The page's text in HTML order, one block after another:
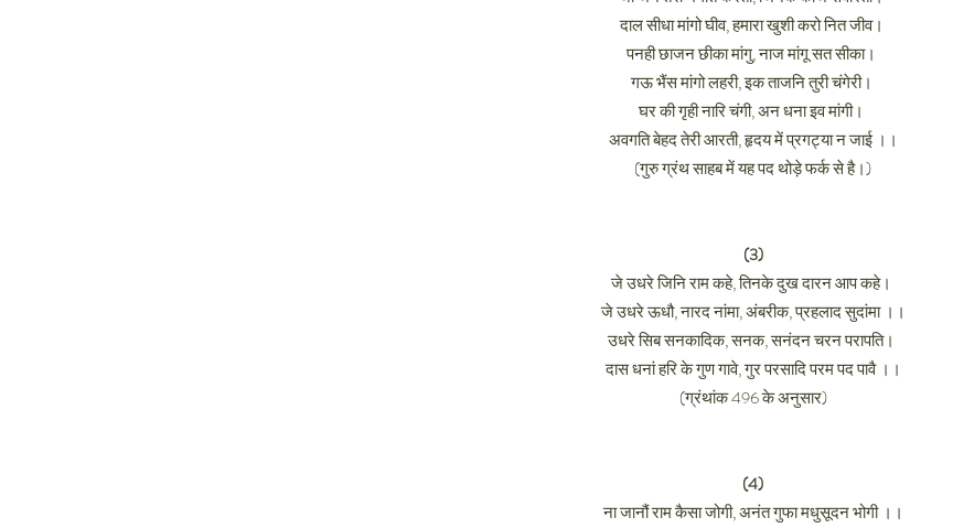
दाल सीधा मांगो घीव, हमारा खुशी करो नित जीव।
पनही छाजन छीका मांगु, नाज मांगू सत सीका।
गऊ भैंस मांगो लहरी, इक ताजनि तुरी चंगेरी।
घर की गृही नारि चंगी, अन धना इव मांगी।
अवगति बेहद तेरी आरती, हृदय में प्रगट्या न जाई ।।
(गुरु ग्रंथ साहब में यह पद थोड़े फर्क से है।)
(3)
जे उधरे जिनि राम कहे, तिनके दुख दारन आप कहे।
जे उधरे ऊधौ, नारद नांमा, अंबरीक, प्रहलाद सुदांमा ।।
उधरे सिब सनकादिक, सनक, सनंदन चरन परापति।
दास धनां हरि के गुण गावे, गुर परसादि परम पद पावै ।।
(ग्रंथांक 496 के अनुसार)
(4)
ना जानौं राम कैसा जोगी, अनंत गुफा मधुसूदन भोगी ।।